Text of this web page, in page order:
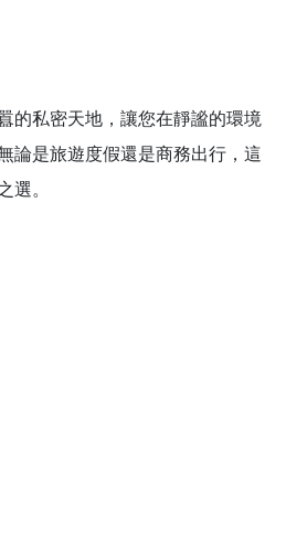
的私密天地，讓您在靜謐的環境
論是旅遊度假還是商務出行，這
選。